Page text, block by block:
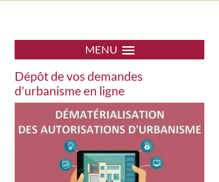
MENU
Dépôt de vos demandes
d'urbanisme en ligne